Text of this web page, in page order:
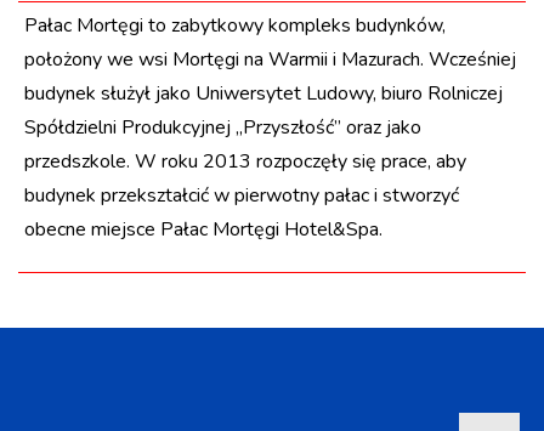
Pałac Mortęgi to zabytkowy kompleks budynków,
położony we wsi Mortęgi na Warmii i Mazurach. Wcześniej
budynek służył jako Uniwersytet Ludowy, biuro Rolniczej
Spółdzielni Produkcyjnej „Przyszłość” oraz jako
przedszkole. W roku 2013 rozpoczęły się prace, aby
budynek przekształcić w pierwotny pałac i stworzyć
obecne miejsce Pałac Mortęgi Hotel&Spa.